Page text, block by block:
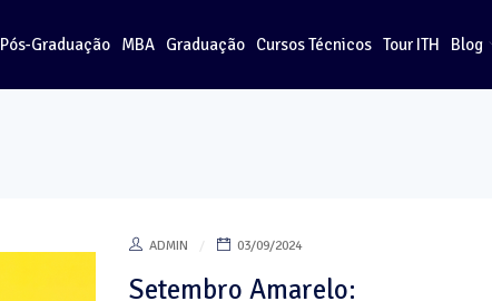
Pós-Graduação MBA Graduação Cursos Técnicos Tour ITH Blog
ADMIN 03/09/2024
Setembro Amarelo: